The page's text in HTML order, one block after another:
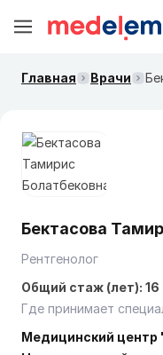
Главная Врачи
Бектасова
Рентгенолог
Общий стаж (лет): 16
Где принимает
Медицинский